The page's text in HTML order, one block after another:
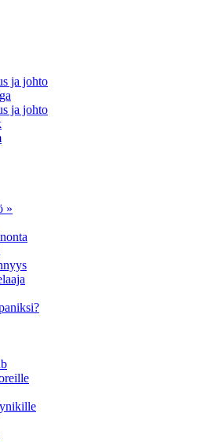
ja johto
ja johto
»